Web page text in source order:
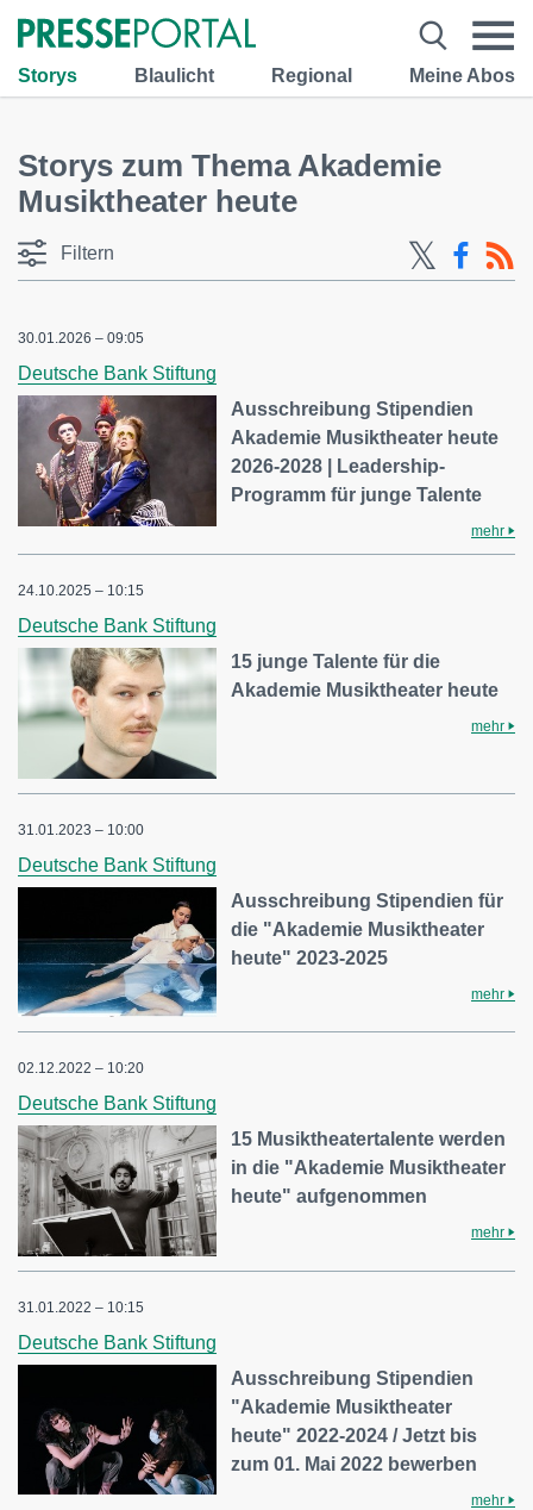
Storys Blaulicht Regional Meine Abos
Storys zum Thema Akademie
Musiktheater heute
Filtern
30.01.2026 – 09:05
Deutsche Bank Stiftung
Ausschreibung Stipendien
Akademie Musiktheater heute
2026-2028 | Leadership-
Programm für junge Talente
mehr
24.10.2025 – 10:15
Deutsche Bank Stiftung
15 junge Talente für die
Akademie Musiktheater heute
mehr
31.01.2023 – 10:00
Deutsche Bank Stiftung
Ausschreibung Stipendien für
die "Akademie Musiktheater
heute" 2023-2025
mehr
02.12.2022 – 10:20
Deutsche Bank Stiftung
15 Musiktheatertalente werden
in die "Akademie Musiktheater
heute" aufgenommen
mehr
31.01.2022 – 10:15
Deutsche Bank Stiftung
Ausschreibung Stipendien
"Akademie Musiktheater
heute" 2022-2024 / Jetzt bis
zum 01. Mai 2022 bewerben
mehr